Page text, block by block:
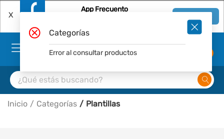
X
App Frecuento
Inicio Categorías Plantillas
Categorías
Error al consultar productos